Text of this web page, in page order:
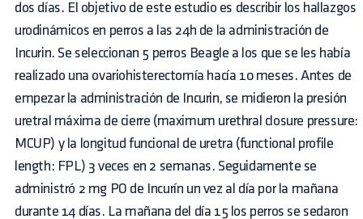
dos días. El objetivo de este estudio es describir los hallazgos
urodinámicos en perros a las 24h de la administración de
Incurin. Se seleccionan 5 perros Beagle a los que se les había
realizado una ovariohisterectomía hacía 10 meses. Antes de
empezar la administración de Incurin, se midieron la presión
uretral máxima de cierre (maximum urethral closure pressure:
MCUP) y la longitud funcional de uretra (functional profile
length: FPL) 3 veces en 2 semanas. Seguidamente se
administró 2 mg PO de Incurín un vez al día por la mañana
durante 14 días. La mañana del día 15 los perros se sedaron